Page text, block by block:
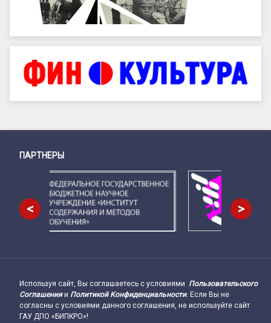
Снизу
ПАРТНЕРЫ
< >
Подвал сайта → влево
Используя сайт, Вы соглашаетесь с условиями Пользовательского
Соглашенияи Политикой Конфиденциальности. Если Вы не
согласны с условиями данного соглашения, не используйте сайт
ГАУ ДПО «БИПКРО»!